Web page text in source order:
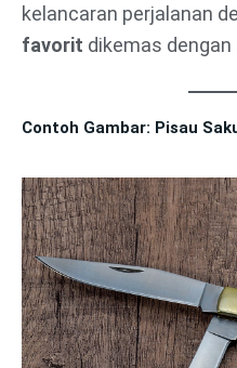
kelancaran perjalanan
favorit dikemas dengan
Contoh Gambar: Pisau